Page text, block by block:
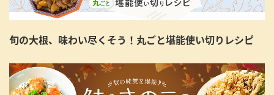
旬の大根、味わい尽くそう！丸ごと堪能使い切りレシピ